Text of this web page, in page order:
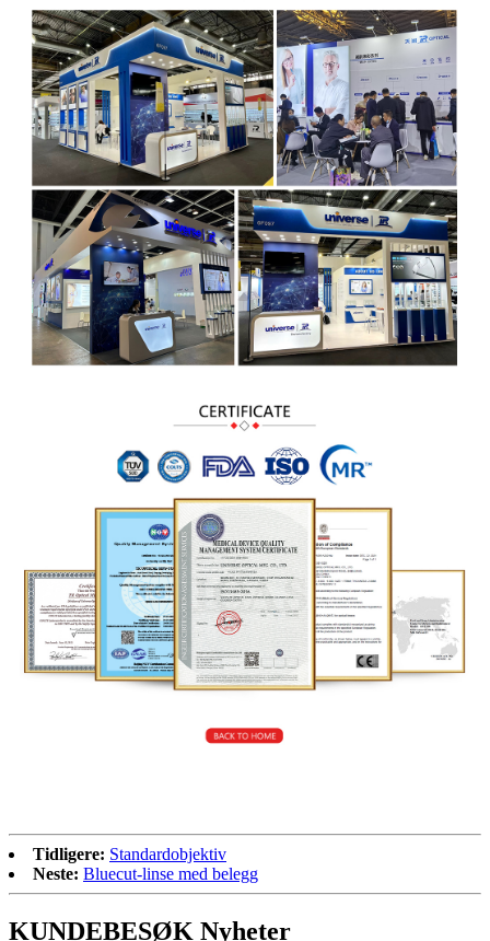
Tidligere: Standardobjektiv
Neste: Bluecut-linse med belegg
KUNDEBESØK Nyheter